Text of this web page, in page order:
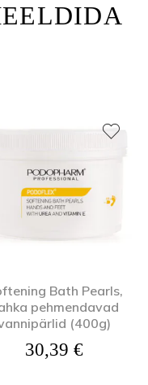
Bath Pearls,
pehmendavad
(400g)
30,39 €